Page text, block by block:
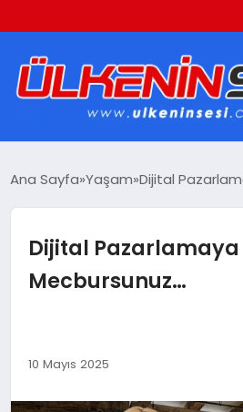
EKONOMI
GÜNDEM
SIYASET
Ana Sayfa Yaşam Dijital
Dijital Pazarlamaya
Mecbursunuz…
10 Mayıs 2025